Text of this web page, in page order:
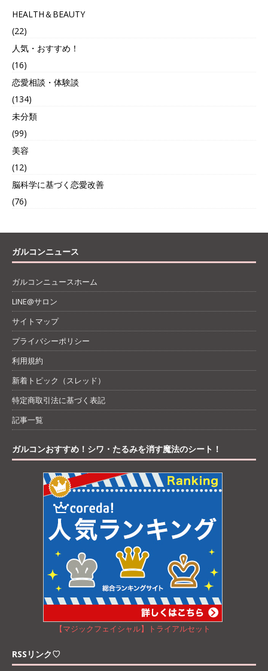
HEALTH＆BEAUTY
(22)
人気・おすすめ！
(16)
恋愛相談・体験談
(134)
未分類
(99)
美容
(12)
脳科学に基づく恋愛改善
(76)
ガルコンニュース
ガルコンニュースホーム
LINE@サロン
サイトマップ
プライバシーポリシー
利用規約
新着トピック（スレッド）
特定商取引法に基づく表記
記事一覧
ガルコンおすすめ！シワ・たるみを消す魔法のシート！
【マジックフェイシャル】トライアルセット
RSSリンク♡